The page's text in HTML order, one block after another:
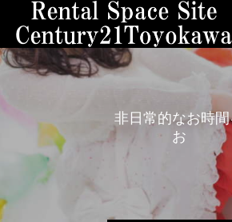
非 日 常的なお時間
お
み く さい